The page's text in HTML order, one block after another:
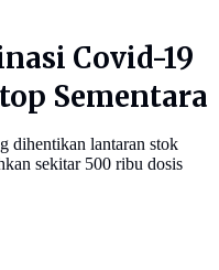
Covid-19
Sementara
dihentikan lantaran stok
sekitar 500 ribu dosis